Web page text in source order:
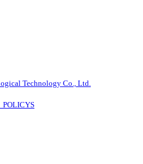
Technology Co., Ltd.